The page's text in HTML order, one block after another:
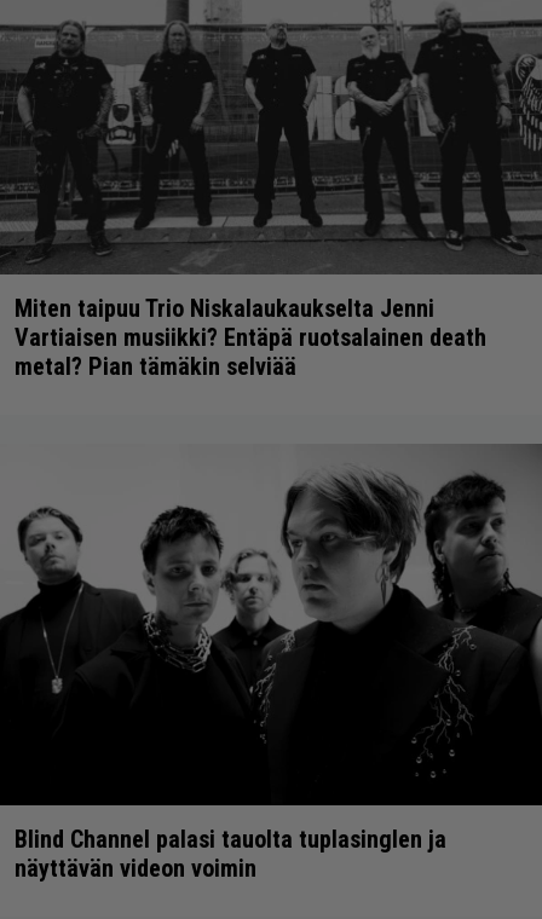
Miten taipuu Trio Niskalaukaukselta Jenni
Vartiaisen musiikki? Entäpä ruotsalainen death
metal? Pian tämäkin selviää
Blind Channel palasi tauolta tuplasinglen ja
näyttävän videon voimin